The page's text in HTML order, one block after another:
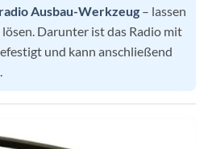
Ausbau-Werkzeug – lassen
Darunter ist das Radio mit
und kann anschließend